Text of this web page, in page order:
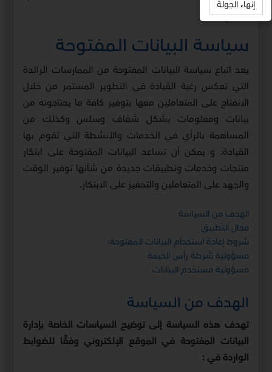
استمع
سياسة البيانات المفتوحة
يعد اتباع سياسة البيانات المفتوحة من الممارسات الرائدة
التي تعكس رغبة القيادة في التطوير المستمر من خلال
الانفتاح على المتعاملين معها بتوفير كافة ما يحتاجونه من
بيانات ومعلومات بشكل شفاف وسلس وكذلك من
المساهمة بالرأي في الخدمات والأنشطة التي تقوم بها
القيادة. و يمكن أن تساعد البيانات المفتوحة على ابتكار
منتجات وخدمات وتطبيقات جديدة من شأنها توفير الوقت
والجهد على المتعاملين والتحفيز على الابتكار.
الهدف من السياسة
مجال التطبيق
شروط إعادة استخدام البيانات المفتوحة:
مسؤولية شرطة رأس الخيمة
مسؤولية مستخدم البيانات
الهدف من السياسة
تهدف هذه السياسة إلى توضيح السياسات الخاصة بإدارة
البيانات المفتوحة في الموقع الإلكتروني وفقًا للضوابط
الواردة في :
إنهاء الجولة